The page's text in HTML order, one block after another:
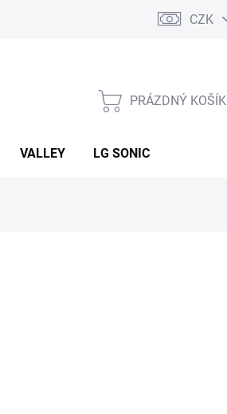
CZK
NÁKUPNÍ
PRÁZDNÝ KOŠÍK
VALLEY LG SONIC